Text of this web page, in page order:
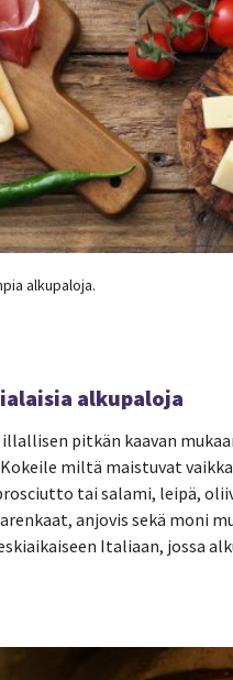
alkupaloja.
alkupaloja
pitkän kaavan
miltä maistuvat
tai salami, leipä,
anjovis sekä moni
Italiaan, jossa